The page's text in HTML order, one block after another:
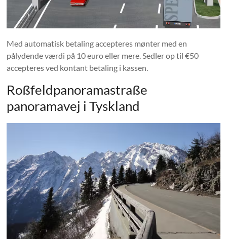
Med automatisk betaling accepteres mønter med en
pålydende værdi på 10 euro eller mere. Sedler op til €50
accepteres ved kontant betaling i kassen.
Roßfeldpanoramastraße
panoramavej i Tyskland